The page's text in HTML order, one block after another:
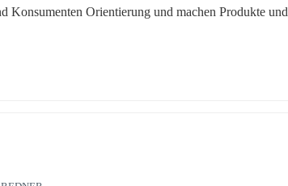
Konsumenten Orientierung und machen Produkte und